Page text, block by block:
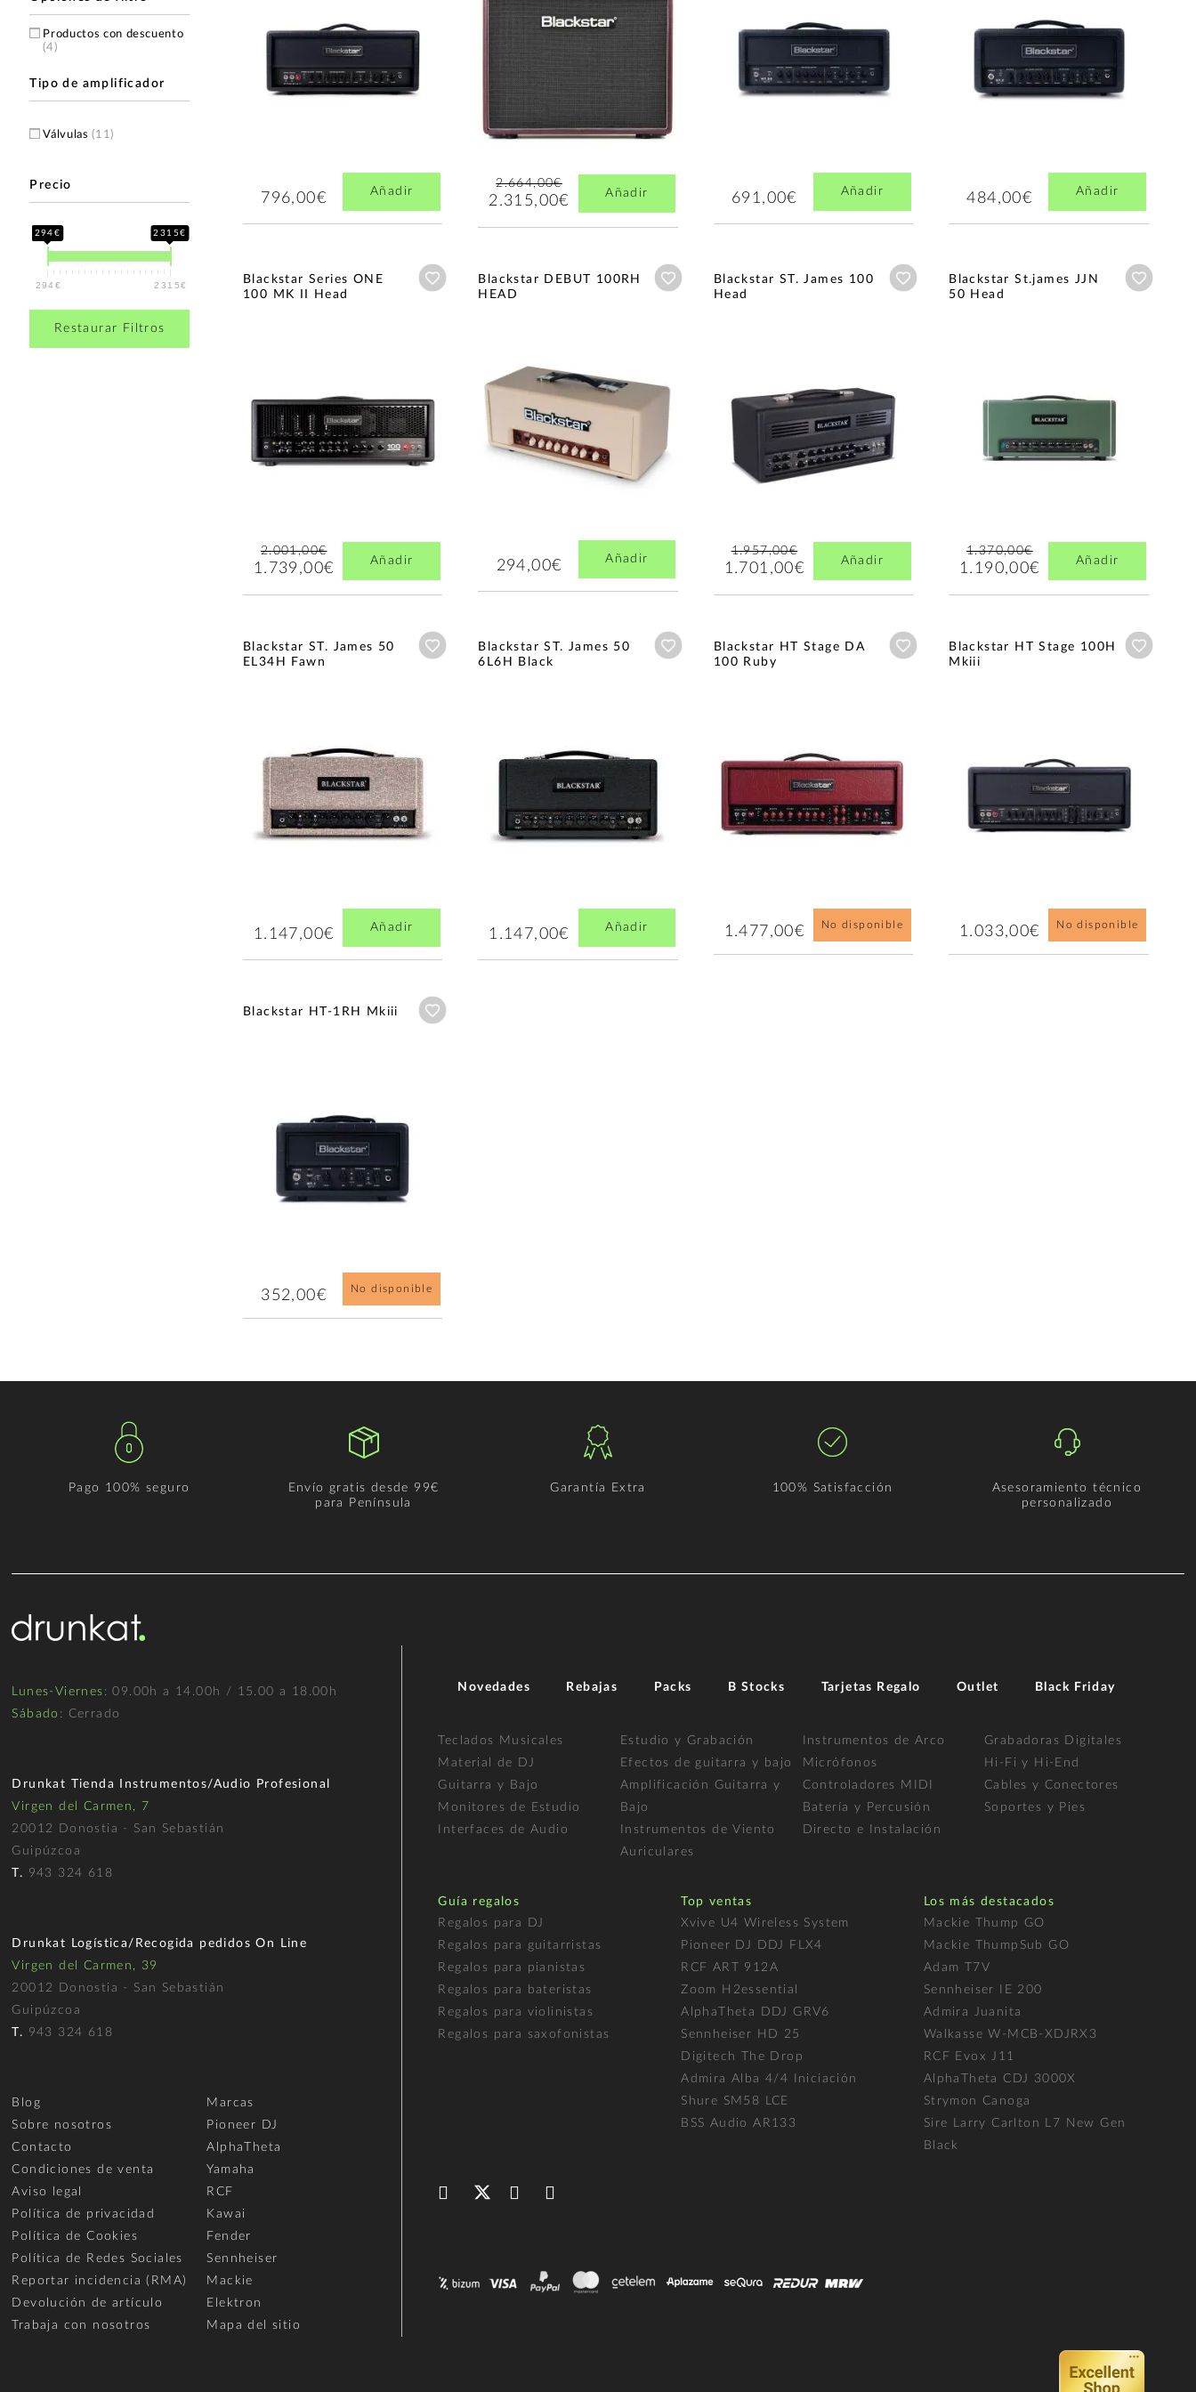
Productos con descuento
(4)
Tipo de amplificador
Válvulas(11)
Precio
294€ 2315€
294€ 2315€
Restaurar Filtros
796,00€ Añadir
2.664,00€
2.315,00€ Añadir 691,00€ Añadir 484,00€ Añadir
Blackstar Series ONE
100 MK II Head
Añadir a wishlist
2.001,00€
1.739,00€ Añadir
Blackstar DEBUT 100RH
HEAD
Añadir a wishlist
294,00€ Añadir
Blackstar ST. James 100
Head
Añadir a wishlist
1.957,00€
1.701,00€ Añadir
Blackstar St.james JJN
50 Head
1.370,00€
1.190,00€ Añadir
Blackstar ST. James 50
EL34H Fawn
Añadir a wishlist
1.147,00€ Añadir
Blackstar ST. James 50
6L6H Black
Añadir a wishlist
1.147,00€ Añadir
Blackstar HT Stage DA
100 Ruby
Añadir a wishlist
1.477,00€ No disponible
Blackstar HT Stage 100H
Mkiii
1.033,00€ No disponible
Blackstar HT-1RH Mkiii
352,00€ No disponible
Pago 100% seguro
Envío gratis desde 99€
para Península
Garantía Extra 100% Satisfacción
Asesoramiento técnico
personalizado
Lunes-Viernes : 09.00h a 14.00h / 15.00 a 18.00h
Sábado : Cerrado
Drunkat Tienda Instrumentos/Audio Profesional
Virgen del Carmen, 7
20012 Donostia - San Sebastián
Guipúzcoa
T. 943 324 618
Drunkat Logística/Recogida pedidos On Line
Virgen del Carmen, 39
20012 Donostia - San Sebastián
Guipúzcoa
T. 943 324 618
Blog
Sobre nosotros
Contacto
Condiciones de venta
Aviso legal
Política de privacidad
Política de Cookies
Política de Redes Sociales
Reportar incidencia (RMA)
Devolución de artículo
Trabaja con nosotros
Marcas
Pioneer DJ
AlphaTheta
Yamaha
RCF
Kawai
Fender
Sennheiser
Mackie
Elektron
Mapa del sitio
Novedades Rebajas Packs B Stocks Tarjetas Regalo Outlet Black Friday
Teclados Musicales
Material de DJ
Guitarra y Bajo
Monitores de Estudio
Interfaces de Audio
Estudio y Grabación
Efectos de guitarra y bajo
Amplificación Guitarra y
Bajo
Instrumentos de Viento
Auriculares
Instrumentos de Arco
Micrófonos
Controladores MIDI
Batería y Percusión
Directo e Instalación
Grabadoras Digitales
Hi-Fi y Hi-End
Cables y Conectores
Soportes y Pies
Guía regalos
Regalos para DJ
Regalos para guitarristas
Regalos para pianistas
Regalos para bateristas
Regalos para violinistas
Regalos para saxofonistas
Top ventas
Xvive U4 Wireless System
Pioneer DJ DDJ FLX4
RCF ART 912A
Zoom H2essential
AlphaTheta DDJ GRV6
Sennheiser HD 25
Digitech The Drop
Admira Alba 4/4 Iniciación
Shure SM58 LCE
BSS Audio AR133
Los más destacados
Mackie Thump GO
Mackie ThumpSub GO
Adam T7V
Sennheiser IE 200
Admira Juanita
Walkasse W-MCB-XDJRX3
RCF Evox J11
AlphaTheta CDJ 3000X
Strymon Canoga
Sire Larry Carlton L7 New Gen
Black